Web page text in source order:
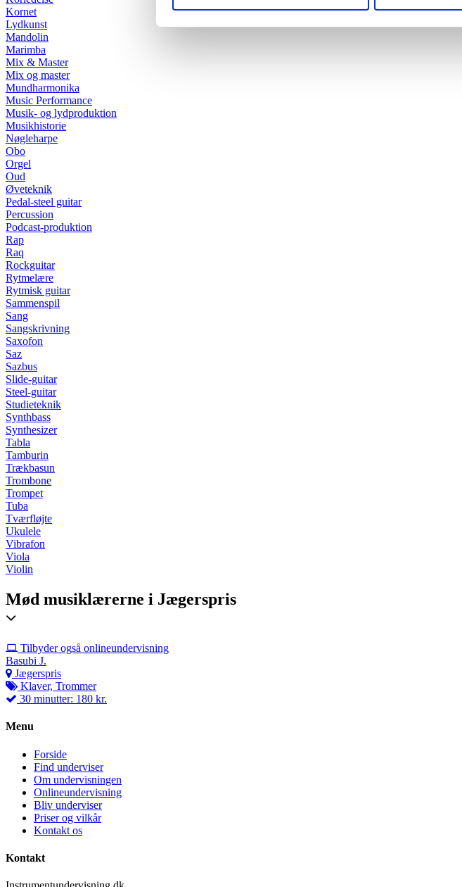
Kornet
Lydkunst
Mandolin
Marimba
Mix & Master
Mix og master
Mundharmonika
Music Performance
Musik- og lydproduktion
Musikhistorie
Nøgleharpe
Obo
Orgel
Oud
Øveteknik
Pedal-steel guitar
Percussion
Podcast-produktion
Rap
Raq
Rockguitar
Rytmelære
Rytmisk guitar
Sammenspil
Sang
Sangskrivning
Saxofon
Saz
Sazbus
Slide-guitar
Steel-guitar
Studieteknik
Synthbass
Synthesizer
Tabla
Tamburin
Trækbasun
Trombone
Trompet
Tuba
Tværfløjte
Ukulele
Vibrafon
Viola
Violin
Mød musiklærerne i Jægerspris
Tilbyder også onlineundervisning
Basubi J.
Jægerspris
Klaver, Trommer
30 minutter: 180 kr.
Menu
Forside
Find underviser
Om undervisningen
Onlineundervisning
Bliv underviser
Priser og vilkår
Kontakt os
Kontakt